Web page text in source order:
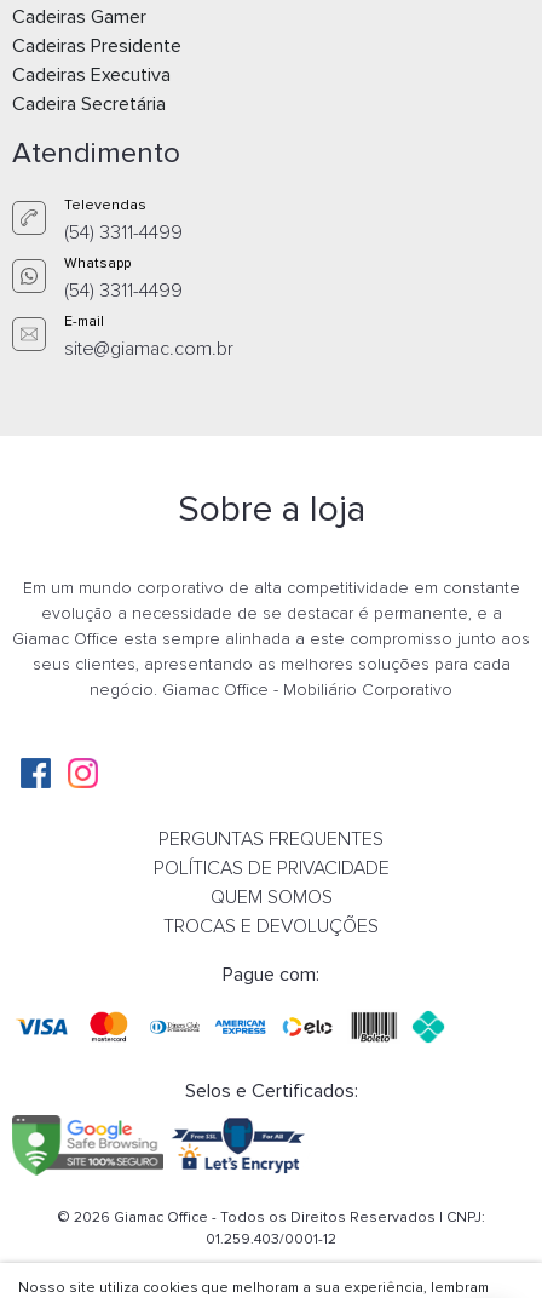
Cadeira Fixa Alta Quick 62022 Base 4 Pés,
Termoplástica, Estrutura Preta – Plaxmetal - Rev Plásticos
Plaxmetal - Plpx Plástico Preto 13
Em até 12x de R$ 51,62 com
Cadeiras Gamer
Cadeiras Presidente
Cadeiras Executiva
Cadeira Secretária
Atendimento
Televendas
(54) 3311-4499
Whatsapp
(54) 3311-4499
E-mail
site@giamac.com.br
Sobre a loja
Em um mundo corporativo de alta competitividade em constante
evolução a necessidade de se destacar é permanente, e a
Giamac Office esta sempre alinhada a este compromisso junto aos
seus clientes, apresentando as melhores soluções para cada
negócio. Giamac Office - Mobiliário Corporativo
PERGUNTAS FREQUENTES
POLÍTICAS DE PRIVACIDADE
QUEM SOMOS
TROCAS E DEVOLUÇÕES
Pague com:
Selos e Certificados:
© 2026 Giamac Office - Todos os Direitos Reservados | CNPJ:
01.259.403/0001-12
Nosso site utiliza cookies que melhoram a sua experiência, lembram